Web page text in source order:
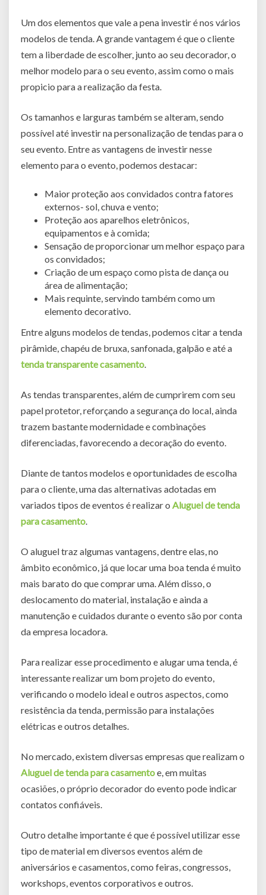
Um dos elementos que vale a pena investir é nos vários
modelos de tenda. A grande vantagem é que o cliente
tem a liberdade de escolher, junto ao seu decorador, o
melhor modelo para o seu evento, assim como o mais
propicio para a realização da festa.
Os tamanhos e larguras também se alteram, sendo
possível até investir na personalização de tendas para o
seu evento. Entre as vantagens de investir nesse
elemento para o evento, podemos destacar:
Maior proteção aos convidados contra fatores
externos- sol, chuva e vento;
Proteção aos aparelhos eletrônicos,
equipamentos e à comida;
Sensação de proporcionar um melhor espaço para
os convidados;
Criação de um espaço como pista de dança ou
área de alimentação;
Mais requinte, servindo também como um
elemento decorativo.
Entre alguns modelos de tendas, podemos citar a tenda
pirâmide, chapéu de bruxa, sanfonada, galpão e até a
tenda transparente casamento.
As tendas transparentes, além de cumprirem com seu
papel protetor, reforçando a segurança do local, ainda
trazem bastante modernidade e combinações
diferenciadas, favorecendo a decoração do evento.
Diante de tantos modelos e oportunidades de escolha
para o cliente, uma das alternativas adotadas em
variados tipos de eventos é realizar o Aluguel de tenda
para casamento.
O aluguel traz algumas vantagens, dentre elas, no
âmbito econômico, já que locar uma boa tenda é muito
mais barato do que comprar uma. Além disso, o
deslocamento do material, instalação e ainda a
manutenção e cuidados durante o evento são por conta
da empresa locadora.
Para realizar esse procedimento e alugar uma tenda, é
interessante realizar um bom projeto do evento,
verificando o modelo ideal e outros aspectos, como
resistência da tenda, permissão para instalações
elétricas e outros detalhes.
No mercado, existem diversas empresas que realizam o
Aluguel de tenda para casamentoe, em muitas
ocasiões, o próprio decorador do evento pode indicar
contatos confiáveis.
Outro detalhe importante é que é possível utilizar esse
tipo de material em diversos eventos além de
aniversários e casamentos, como feiras, congressos,
workshops, eventos corporativos e outros.